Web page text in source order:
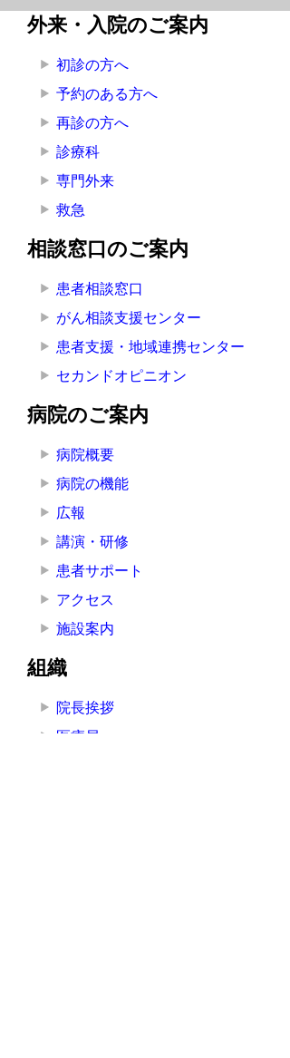
ネ
外来・入院のご案内
初診の方へ
予約のある方へ
再診の方へ
診療科
専門外来
救急
相談窓口のご案内
患者相談窓口
がん相談支援センター
患者支援・地域連携センター
セカンドオピニオン
病院のご案内
病院概要
病院の機能
広報
講演・研修
患者サポート
アクセス
施設案内
組織
院長挨拶
医療局